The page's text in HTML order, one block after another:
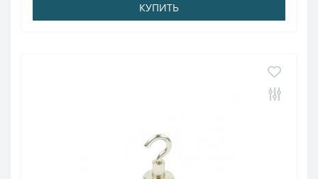
КУПИТЬ